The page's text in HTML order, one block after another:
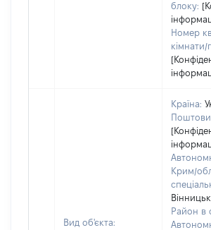
блоку:
Номер
кімнати/
Вид об'єкта:
Країна:
Крим/
Район в